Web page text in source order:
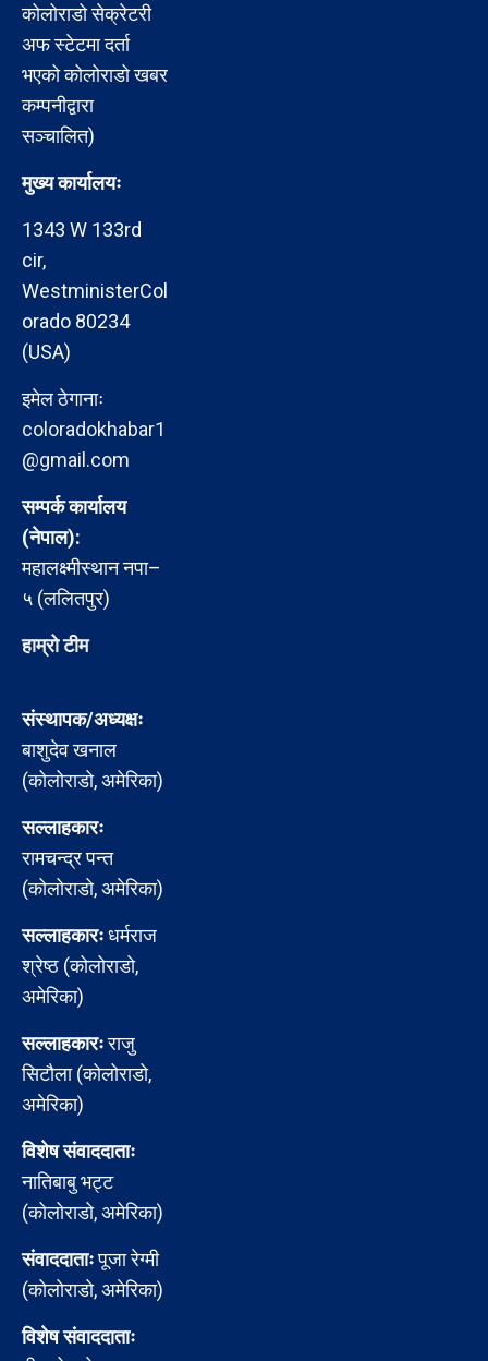
कोलोराडो सेक्रेटरी
अफ स्टेटमा दर्ता
भएको कोलोराडो खबर
कम्पनीद्वारा
सञ्चालित)
मुख्य कार्यालयः
1343 W 133rd
cir,
WestministerCol
orado 80234
(USA)
इमेल ठेगानाः
coloradokhabar1
@gmail.com
सम्पर्क कार्यालय
(नेपाल):
महालक्ष्मीस्थान नपा–
५ (ललितपुर)
हाम्रो टीम
संस्थापक/अध्यक्षः
बाशुदेव खनाल
(कोलोराडो, अमेरिका)
सल्लाहकारः
रामचन्द्र पन्त
(कोलोराडो, अमेरिका)
सल्लाहकारःधर्मराज
श्रेष्ठ (कोलोराडो,
अमेरिका)
सल्लाहकारःराजु
सिटौला (कोलोराडो,
अमेरिका)
विशेष संवाददाताः
नातिबाबु भट्ट
(कोलोराडो, अमेरिका)
संवाददाताःपूजा रेग्मी
(कोलोराडो, अमेरिका)
विशेष संवाददाताः